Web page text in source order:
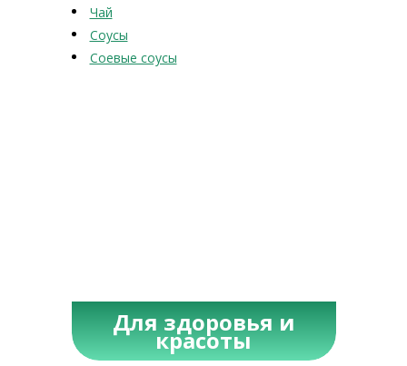
Чай
Соусы
Соевые соусы
Для здоровья и
красоты